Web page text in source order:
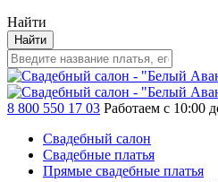
Найти
Найти
8 800 550 17 03 Работаем с 10:00
Свадебный салон
Свадебные платья
Прямые свадебные платья